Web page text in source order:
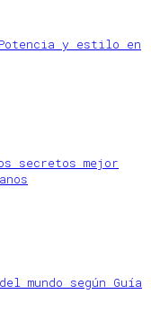
Potencia y estilo en
secretos mejor
mundo según Guía